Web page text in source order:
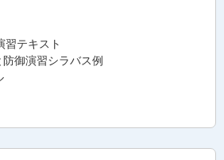
テキスト
御演習シラバス例